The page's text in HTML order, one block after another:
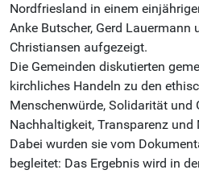
Nordfriesland in einem
Anke Butscher, Gerd Lauermann
Christiansen aufgezeigt.
Die Gemeinden diskutierten
kirchliches Handeln zu den
Menschenwürde, Solidarität und
Nachhaltigkeit, Transparenz
Dabei wurden sie vom
begleitet: Das Ergebnis wird in